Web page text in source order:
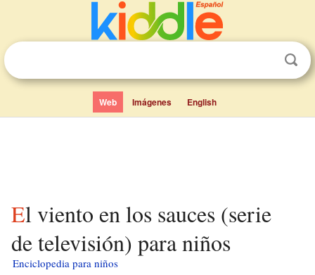
Web Imágenes English
El viento en los sauces (serie
de televisión) para niños
Enciclopedia para niños